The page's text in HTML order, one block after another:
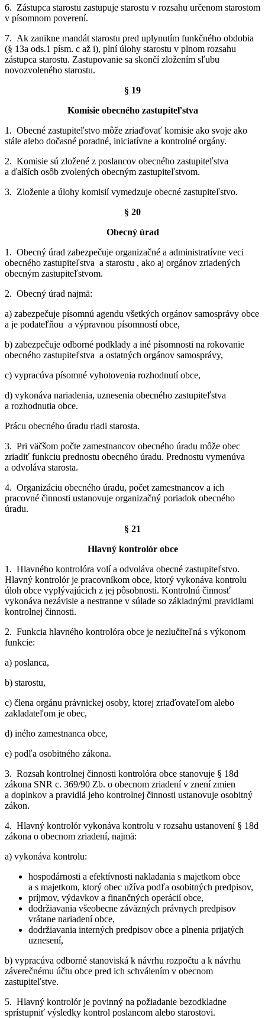
6. Zástupca starostu zastupuje starostu v rozsahu určenom starostom
v písomnom poverení.
7. Ak zanikne mandát starostu pred uplynutím funkčného obdobia
(§ 13a ods.1 písm. c až i), plní úlohy starostu v plnom rozsahu
zástupca starostu. Zastupovanie sa skončí zložením sľubu
novozvoleného starostu.
§ 19
Komisie obecného zastupiteľstva
1. Obecné zastupiteľstvo môže zriaďovať komisie ako svoje ako
stále alebo dočasné poradné, iniciatívne a kontrolné orgány.
2. Komisie sú zložené z poslancov obecného zastupiteľstva
a ďalších osôb zvolených obecným zastupiteľstvom.
3. Zloženie a úlohy komisií vymedzuje obecné zastupiteľstvo.
§ 20
Obecný úrad
1. Obecný úrad zabezpečuje organizačné a administratívne veci
obecného zastupiteľstva a starostu , ako aj orgánov zriadených
obecným zastupiteľstvom.
2. Obecný úrad najmä:
a) zabezpečuje písomnú agendu všetkých orgánov samosprávy obce
a je podateľňou a výpravnou písomností obce,
b) zabezpečuje odborné podklady a iné písomnosti na rokovanie
obecného zastupiteľstva a ostatných orgánov samosprávy,
c) vypracúva písomné vyhotovenia rozhodnutí obce,
d) vykonáva nariadenia, uznesenia obecného zastupiteľstva
a rozhodnutia obce.
Prácu obecného úradu riadi starosta.
3. Pri väčšom počte zamestnancov obecného úradu môže obec
zriadiť funkciu prednostu obecného úradu. Prednostu vymenúva
a odvoláva starosta.
4. Organizáciu obecného úradu, počet zamestnancov a ich
pracovné činnosti ustanovuje organizačný poriadok obecného
úradu.
§ 21
Hlavný kontrolór obce
1. Hlavného kontrolóra volí a odvoláva obecné zastupiteľstvo.
Hlavný kontrolór je pracovníkom obce, ktorý vykonáva kontrolu
úloh obce vyplývajúcich z jej pôsobnosti. Kontrolnú činnosť
vykonáva nezávisle a nestranne v súlade so základnými pravidlami
kontrolnej činnosti.
2. Funkcia hlavného kontrolóra obce je nezlučiteľná s výkonom
funkcie:
a) poslanca,
b) starostu,
c) člena orgánu právnickej osoby, ktorej zriaďovateľom alebo
zakladateľom je obec,
d) iného zamestnanca obce,
e) podľa osobitného zákona.
3. Rozsah kontrolnej činnosti kontrolóra obce stanovuje § 18d
zákona SNR c. 369/90 Zb. o obecnom zriadení v znení zmien
a doplnkov a pravidlá jeho kontrolnej činnosti ustanovuje osobitný
zákon.
4. Hlavný kontrolór vykonáva kontrolu v rozsahu ustanovení § 18d
zákona o obecnom zriadení, najmä:
a) vykonáva kontrolu:
hospodárnosti a efektívnosti nakladania s majetkom obce
a s majetkom, ktorý obec užíva podľa osobitných predpisov,
príjmov, výdavkov a finančných operácií obce,
dodržiavania všeobecne záväzných právnych predpisov
vrátane nariadení obce,
dodržiavania interných predpisov obce a plnenia prijatých
uznesení,
b) vypracúva odborné stanoviská k návrhu rozpočtu a k návrhu
záverečnému účtu obce pred ich schválením v obecnom
zastupiteľstve.
5. Hlavný kontrolór je povinný na požiadanie bezodkladne
sprístupniť výsledky kontrol poslancom alebo starostovi.